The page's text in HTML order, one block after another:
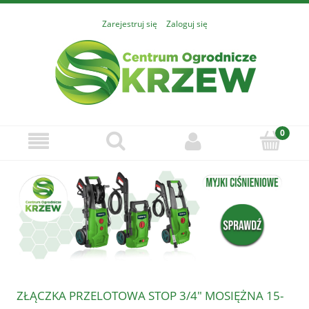
Zarejestruj się Zaloguj się
ZŁĄCZKA PRZELOTOWA STOP 3/4" MOSIĘŻNA 15-